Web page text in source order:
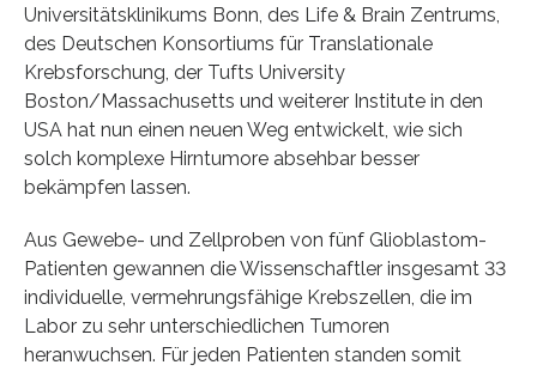
Universitätsklinikums Bonn, des Life & Brain Zentrums,
des Deutschen Konsortiums für Translationale
Krebsforschung, der Tufts University
Boston/Massachusetts und weiterer Institute in den
USA hat nun einen neuen Weg entwickelt, wie sich
solch komplexe Hirntumore absehbar besser
bekämpfen lassen.
Aus Gewebe- und Zellproben von fünf Glioblastom-
Patienten gewannen die Wissenschaftler insgesamt 33
individuelle, vermehrungsfähige Krebszellen, die im
Labor zu sehr unterschiedlichen Tumoren
heranwuchsen. Für jeden Patienten standen somit